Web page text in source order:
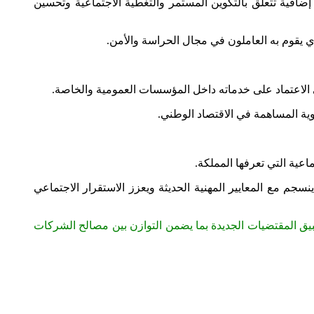
تتعلق بالتكوين المستمر والتغطية الاجتماعية وتحسين
يقوم به العاملون في مجال الحراسة والأمن.
على خدماته داخل المؤسسات العمومية والخاصة.
المساهمة في الاقتصاد الوطني.
التي تعرفها المملكة.
مع المعايير المهنية الحديثة ويعزز الاستقرار الاجتماعي
المقتضيات الجديدة بما يضمن التوازن بين مصالح الشركات